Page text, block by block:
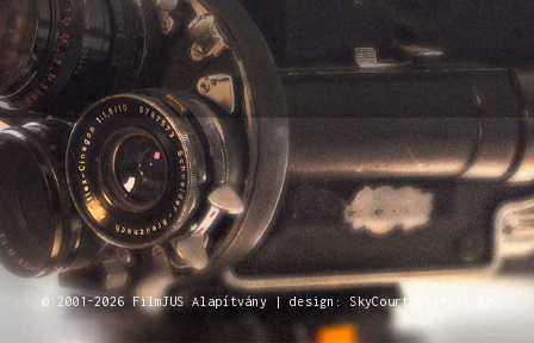
© 2001-2026 FilmJUS Alapítvány | design: SkyCourt Consulting